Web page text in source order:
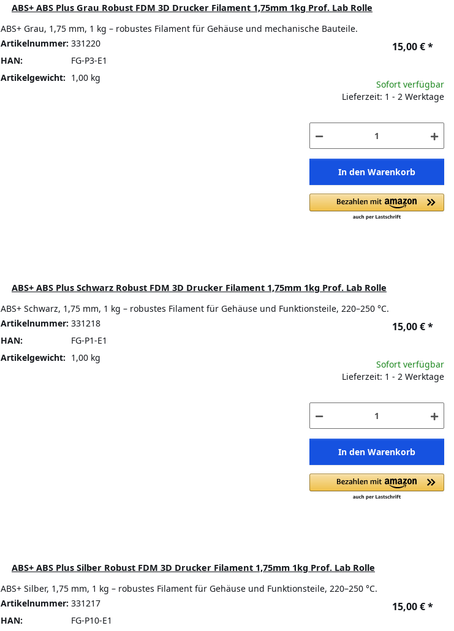
ABS+ ABS Plus Grau Robust FDM 3D Drucker Filament 1,75mm 1kg Prof. Lab Rolle
ABS+ Grau, 1,75 mm, 1 kg – robustes Filament für Gehäuse und mechanische Bauteile.
Artikelnummer: 331220
HAN:
FG-P3-E1
Artikelgewicht: 1,00 kg
15,00 €*
Sofort verfügbar
Lieferzeit: 1 - 2 Werktage
In den Warenkorb
ABS+ ABS Plus Schwarz Robust FDM 3D Drucker Filament 1,75mm 1kg Prof. Lab Rolle
ABS+ Schwarz, 1,75 mm, 1 kg – robustes Filament für Gehäuse und Funktionsteile, 220–250 °C.
Artikelnummer: 331218
HAN:
FG-P1-E1
Artikelgewicht: 1,00 kg
15,00 €*
Sofort verfügbar
Lieferzeit: 1 - 2 Werktage
In den Warenkorb
ABS+ ABS Plus Silber Robust FDM 3D Drucker Filament 1,75mm 1kg Prof. Lab Rolle
ABS+ Silber, 1,75 mm, 1 kg – robustes Filament für Gehäuse und Funktionsteile, 220–250 °C.
Artikelnummer: 331217
HAN:
FG-P10-E1
15,00 €*